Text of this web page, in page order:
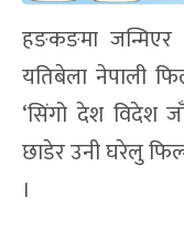
हङकङमा जन्मिएर
यतिबेला नेपाली
‘सिंगो देश विदेश
छाडेर उनी घरेलु
।